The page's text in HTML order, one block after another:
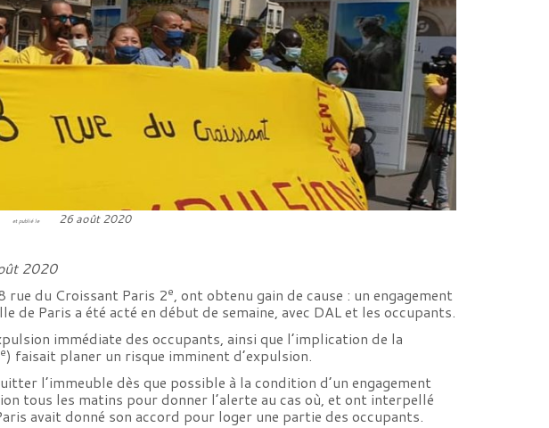
et publié le 26 août 2020
2020
rue du Croissant Paris 2e, ont obtenu gain de cause : un engagement
Paris a été acté en début de semaine, avec DAL et les occupants.
immédiate des occupants, ainsi que l’implication de la
e) faisait planer un risque imminent d’expulsion.
l’immeuble dès que possible à la condition d’un engagement
tous les matins pour donner l’alerte au cas où, et ont interpellé
avait donné son accord pour loger une partie des occupants.